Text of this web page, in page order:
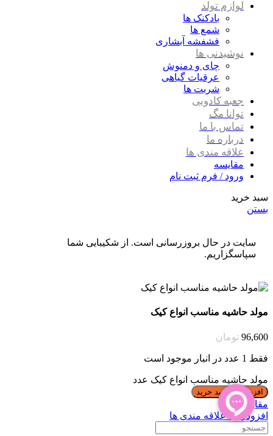
لوازم تولد
بادکنک ها
شمع ها
فشفشه آبشاری
نوشیدنی ها
چای و دمنوش
عرقیات گیاهی
شربت ها
جعبه کادویی
توانا مگ
تماس با ما
درباره ما
علاقه مندی ها
مقایسه
ورود / فرم ثبت نام
سبد خرید
بستن
سایت در حال بروزرسانی است. از شکیبایی شما
سپاسگزاریم.
مولد حاشیه مناسب انواع کیک
96,600 تومان
فقط 1 عدد در انبار موجود است
مولد حاشیه مناسب انواع کیک عدد
افزودن به سبد خرید
مقایسه
افزودن به علاقه مندی ها